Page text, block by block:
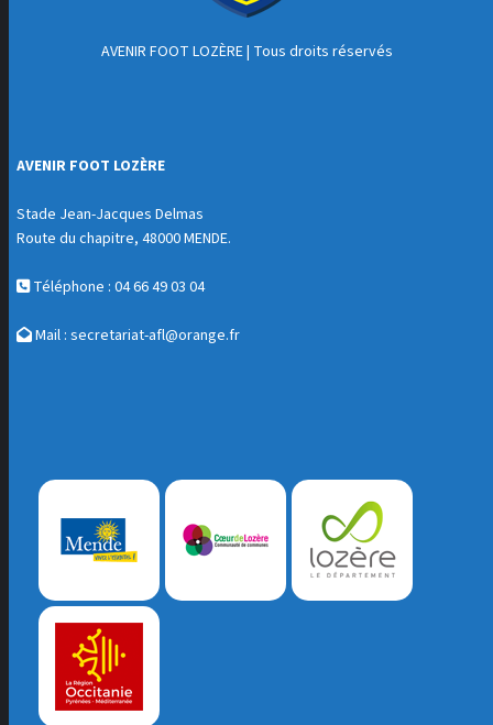
AVENIR FOOT LOZÈRE| Tous droits réservés
AVENIR FOOT LOZÈRE
Stade Jean-Jacques Delmas
Route du chapitre, 48000 MENDE.
Téléphone : 04 66 49 03 04
Mail : secretariat-afl@orange.fr